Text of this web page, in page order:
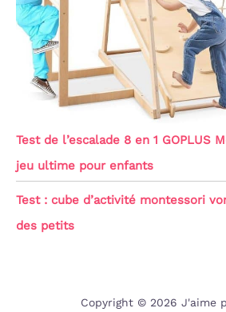
Test de l’escalade 8 en 1 GOPLUS
jeu ultime pour enfants
Test : cube d’activité montessori
des petits
Copyright © 2026 J'aime